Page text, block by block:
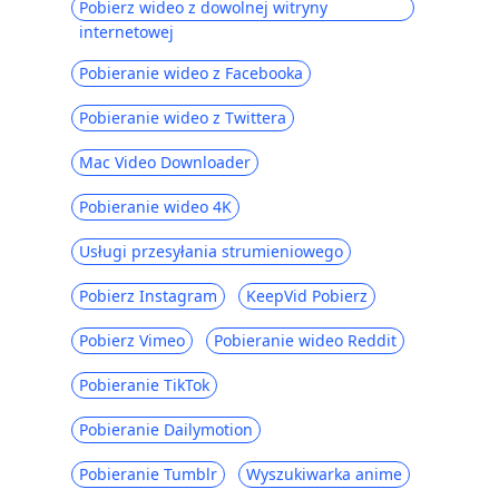
pomogą Ci złapać wideo online
Top 6 programów do pobierania wideo
do pobierania filmów z sieci
6 Najlepsza wyszukiwarka i narzędzie do
pobierania filmów [aplikacja i online]
8 niesamowitych sposobów łatwego
pobierania filmów z Internetu
działa SaveFrom Net
5 najlepszych internetowych programów
(2023)
Czy Apowersoft jest bezpieczny? |
Najlepsza alternatywa dla Apowersoft
2023
5 najlepszych alternatywnych rozwiązań,
które warto wypróbować
Pobierz wideo z dowolnej witryny
internetowej
Pobieranie wideo z Facebooka
Pobieranie wideo z Twittera
Mac Video Downloader
Pobieranie wideo 4K
Usługi przesyłania strumieniowego
Pobierz Instagram KeepVid Pobierz
Pobierz Vimeo Pobieranie wideo Reddit
Pobieranie TikTok
Pobieranie Dailymotion
Pobieranie Tumblr Wyszukiwarka anime